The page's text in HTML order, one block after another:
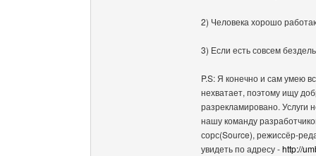
2) Человека хорошо
3) Если есть совсем
P.S: Я конечно и сам умею
нехватает, поэтому ищу
разрекламировано. Услуги
нашу команду
сорс(Source), режиссёр-
увидеть по адресу -http://